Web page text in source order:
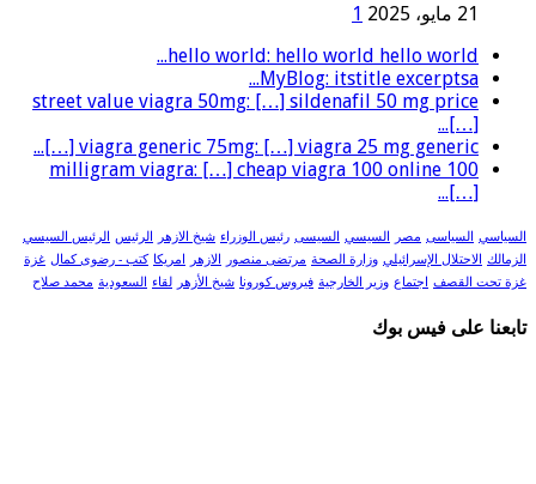
21 مايو، 2025
1
hello world: hello world hello world...
MyBlog: itstitle excerptsa...
street value viagra 50mg: […] sildenafil 50 mg price
[…]...
viagra generic 75mg: […] viagra 25 mg generic […]...
100 milligram viagra: […] cheap viagra 100 online
[…]...
السياسي السياسى مصر السيسي السيسى رئيس الوزراء شيخ الازهر الرئيس الرئيس السيسي
الزمالك الاحتلال الإسرائيلي وزارة الصحة مرتضى منصور الازهر امريكا كتب - رضوى كمال غزة
غزة تحت القصف اجتماع وزير الخارجية فيروس كورونا شيخ الأزهر لقاء السعودية محمد صلاح
تابعنا على فيس بوك